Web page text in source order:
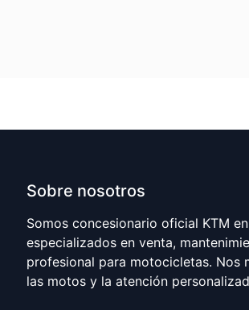
Sobre nosotros
Somos concesionario oficial KTM
especializados en venta,
profesional para motocicletas. Nos
las motos y la atención